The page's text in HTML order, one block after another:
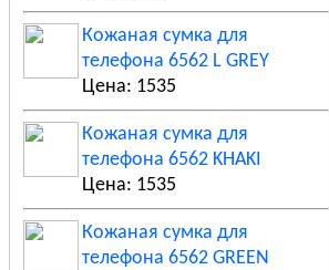
Кожаная сумка для
телефона 6562 L GREY
Цена: 1535
Кожаная сумка для
телефона 6562 KHAKI
Цена: 1535
Кожаная сумка для
телефона 6562 GREEN